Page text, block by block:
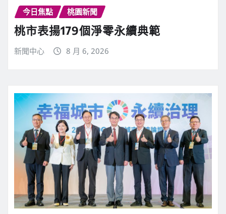
今日焦點 桃園新聞
桃市表揚179個淨零永續典範
新聞中心 8 月 6, 2026